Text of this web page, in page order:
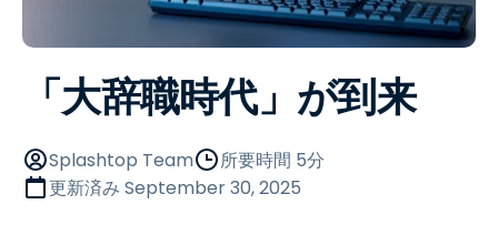
「大辞職時代」が到来
Splashtop Team
所要時間 5分
更新済み September 30, 2025